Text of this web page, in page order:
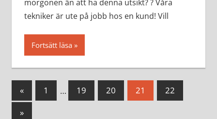
morgonen än att ha denna utsikt? ? Våra
tekniker är ute på jobb hos en kund! Vill
Fortsätt läsa
Inläggsnavigering
«Föregående
Inlägg
1 … 19 20 21
22
Nästa
»